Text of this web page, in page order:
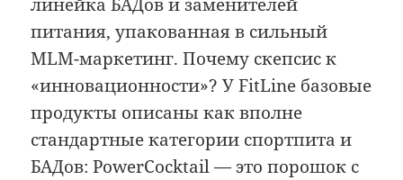
питания, упакованная в сильный
MLM-маркетинг. Почему скепсис к
«инновационности»? У FitLine базовые
продукты описаны как вполне
стандартные категории спортпита и
БАДов: PowerCocktail — это порошок с